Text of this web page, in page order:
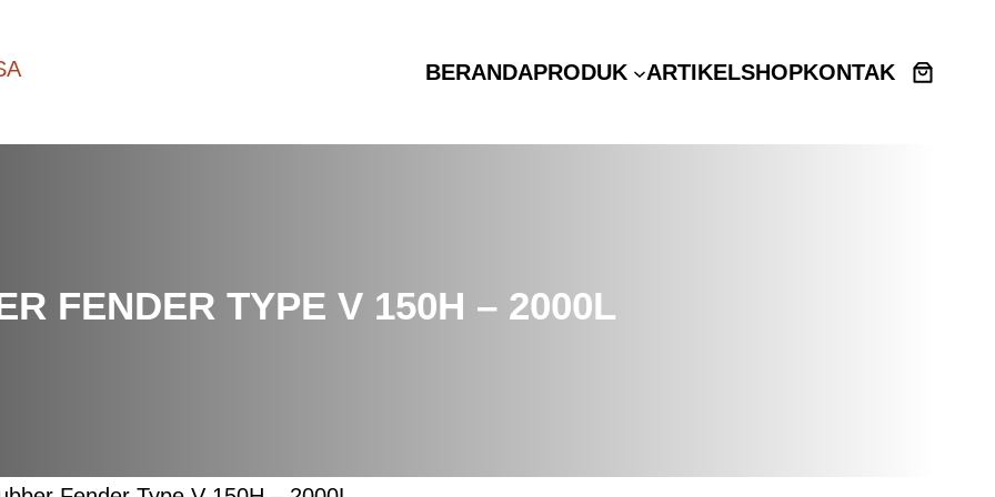
BERANDAPRODUK ARTIKELSHOPKONTAK
FENDER TYPE V 150H – 2000L